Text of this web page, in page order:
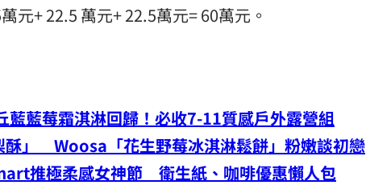
元+ 22.5 萬元+ 22.5萬元= 60萬元。
藍藍莓霜淇淋回歸！必收7-11質感戶外露營組
」 Woosa「花生野莓冰淇淋鬆餅」粉嫩談初戀
推極柔感女神節 衛生紙、咖啡優惠懶人包